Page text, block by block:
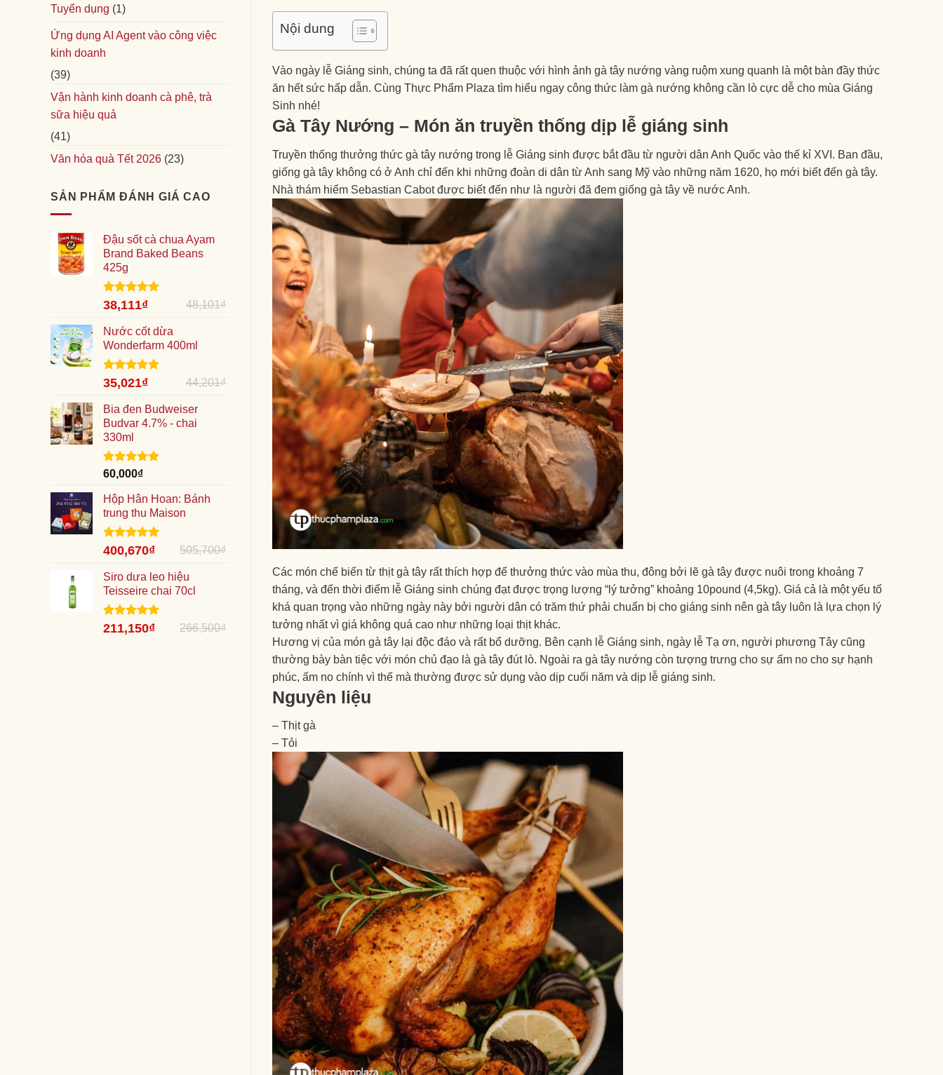
Tuyển dụng (1)
Ứng dụng AI Agent vào công việc
kinh doanh
(39)
Vận hành kinh doanh cà phê, trà
sữa hiệu quả
(41)
Văn hóa quà Tết 2026 (23)
SẢN PHẨM ĐÁNH GIÁ CAO
Đậu sốt cà chua Ayam
Brand Baked Beans
425g
Được xếp
hạng
5 sao
48,101₫
Giá
là:
48,101₫.
38,111₫Giá
tại
là:
38,111₫.
Nước cốt dừa
Wonderfarm 400ml
Được xếp
hạng
5 sao
44,201₫
Giá
là:
44,201₫.
35,021₫Giá
tại
là:
Bia đen Budweiser
Budvar 4.7% - chai
330ml
Được xếp
5 sao
60,000₫
Hộp Hân Hoan: Bánh
trung thu Maison
Được xếp
hạng
5 sao
505,700₫
Giá
là:
505,700₫.
400,670₫Giá
tại
là:
400,670₫.
Siro dưa leo hiệu
Teisseire chai 70cl
Được xếp
hạng
266,500₫
Giá
211,150₫Giá
Nội dung
Vào ngày lễ Giáng sinh, chúng ta đã rất quen thuộc với hình ảnh gà tây nướng vàng ruộm xung quanh là một bàn đầy thức
ăn hết sức hấp dẫn. Cùng Thực Phẩm Plaza tìm hiểu ngay công thức làm gà nướng không cần lò cực dễ cho mùa Giáng
Sinh nhé!
Gà Tây Nướng – Món ăn truyền thống dịp lễ giáng sinh
Truyền thống thưởng thức gà tây nướng trong lễ Giáng sinh được bắt đầu từ người dân Anh Quốc vào thế kỉ XVI. Ban đầu,
giống gà tây không có ở Anh chỉ đến khi những đoàn di dân từ Anh sang Mỹ vào những năm 1620, họ mới biết đến gà tây.
Nhà thám hiểm Sebastian Cabot được biết đến như là người đã đem giống gà tây về nước Anh.
Các món chế biến từ thịt gà tây rất thích hợp để thưởng thức vào mùa thu, đông bởi lẽ gà tây được nuôi trong khoảng 7
tháng, và đến thời điểm lễ Giáng sinh chúng đạt được trọng lượng “lý tưởng” khoảng 10pound (4,5kg). Giá cả là một yếu tố
khá quan trọng vào những ngày này bởi người dân có trăm thứ phải chuẩn bị cho giáng sinh nên gà tây luôn là lựa chọn lý
tưởng nhất vì giá không quá cao như những loại thịt khác.
Hương vị của món gà tây lại độc đáo và rất bổ dưỡng. Bên cạnh lễ Giáng sinh, ngày lễ Tạ ơn, người phương Tây cũng
thường bày bàn tiệc với món chủ đạo là gà tây đút lò. Ngoài ra gà tây nướng còn tượng trưng cho sự ấm no cho sự hạnh
phúc, ấm no chính vì thế mà thường được sử dụng vào dịp cuối năm và dịp lễ giáng sinh.
Nguyên liệu
– Thịt gà
– Tỏi